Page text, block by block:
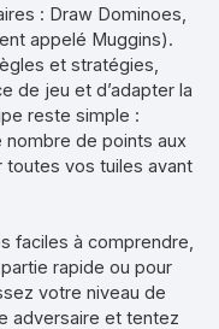
: Draw Dominoes,
appelé Muggins).
et stratégies,
de jeu et d’adapter la
reste simple :
de points aux
toutes vos tuiles avant
faciles à comprendre,
rapide ou pour
votre niveau de
adversaire et tentez